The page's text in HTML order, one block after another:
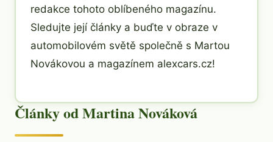
redakce tohoto oblíbeného magazínu.
Sledujte její články a buďte v obraze v
automobilovém světě společně s Martou
Novákovou a magazínem alexcars.cz!
Články od Martina Nováková